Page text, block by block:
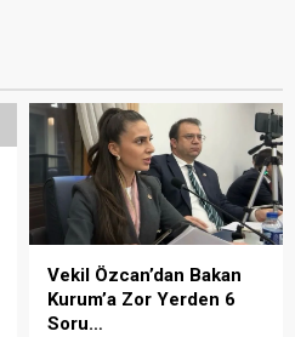
Vekil Özcan’dan Bakan
Kurum’a Zor Yerden 6
Soru…